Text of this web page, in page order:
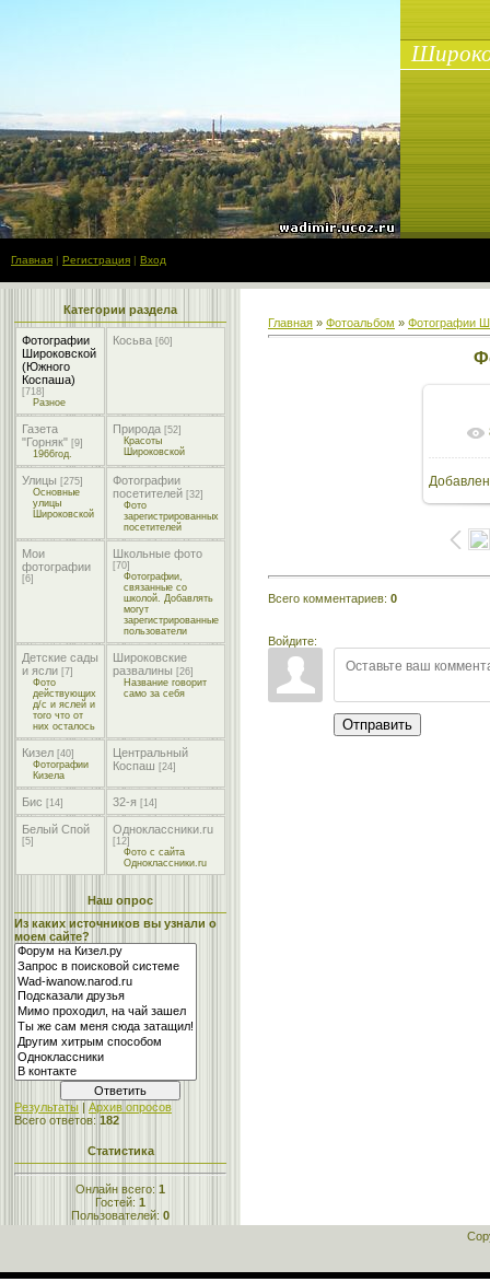
Главная | Регистрация | Вход
Категории раздела
Фотографии
Широковской
(Южного
Коспаша)
[718]
Разное
Косьва [60]
Газета
"Горняк" [9]
1966год.
Природа [52]
Красоты
Широковской
Улицы [275]
Основные
улицы
Широковской
Фотографии
посетителей [32]
Фото
зарегистрированных
посетителей
Мои
фотографии
[6]
Школьные фото
[70]
Фотографии,
связанные со
школой. Добавлять
могут
зарегистрированные
пользователи
Детские сады
и ясли [7]
Фото
действующих
д/с и яслей и
того что от
них осталось
Широковские
развалины [26]
Название говорит
само за себя
Кизел [40]
Фотографии
Кизела
Центральный
Коспаш [24]
Бис [14] 32-я [14]
Белый Спой
[5]
Одноклассники.ru
[12]
Фото с сайта
Одноклассники.ru
Наш опрос
Из каких источников вы узнали о
моем сайте?
Результаты | Архив опросов
Всего ответов: 182
Статистика
Онлайн всего: 1
Гостей: 1
Пользователей: 0
Главная » Фотоальбом » Фотографии
Всего комментариев: 0
Войдите:
Отправить